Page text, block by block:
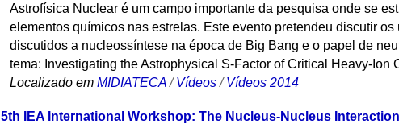
Astrofísica Nuclear é um campo importante da pesquisa onde se
elementos químicos nas estrelas. Este evento pretendeu discutir
discutidos a nucleossíntese na época de Big Bang e o papel de
tema: Investigating the Astrophysical S-Factor of Critical Heavy-
Localizado em MIDIATECA /Vídeos /Vídeos 2014
5th IEA International Workshop: The Nucleus-Nucleus